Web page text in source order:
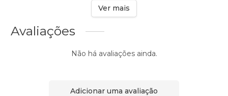
Ver mais
Avaliações
Não há avaliações ainda.
Adicionar uma avaliação